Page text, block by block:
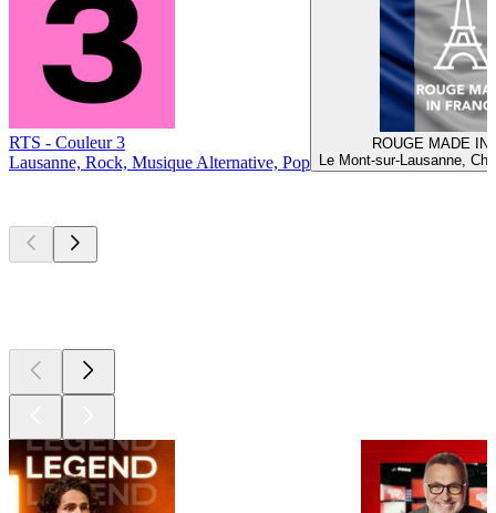
RTS - Couleur 3
Lausanne, Rock, Musique Alternative, Pop
ROUGE MADE IN
Le Mont-sur-Lausanne,